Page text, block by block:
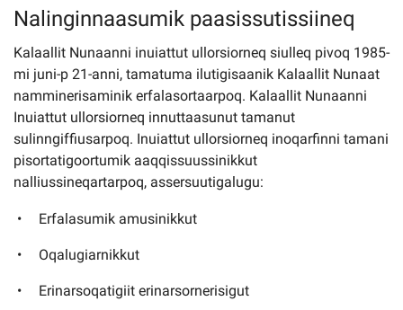
Imminut kiffartuunneq
Pilersaarutinut isaavik
Piffissamik inniminniineq
Nalinginnaasumik paasissutissiineq
Kalaallit Nunaanni inuiattut ullorsiorneq siulleq pivoq 1985-
mi juni-p 21-anni, tamatuma ilutigisaanik Kalaallit Nunaat
namminerisaminik erfalasortaarpoq. Kalaallit Nunaanni
Inuiattut ullorsiorneq innuttaasunut tamanut
sulinngiffiusarpoq. Inuiattut ullorsiorneq inoqarfinni tamani
pisortatigoortumik aaqqissuussinikkut
nalliussineqartarpoq, assersuutigalugu:
Erfalasumik amusinikkut
Oqalugiarnikkut
Erinarsoqatigiit erinarsornerisigut